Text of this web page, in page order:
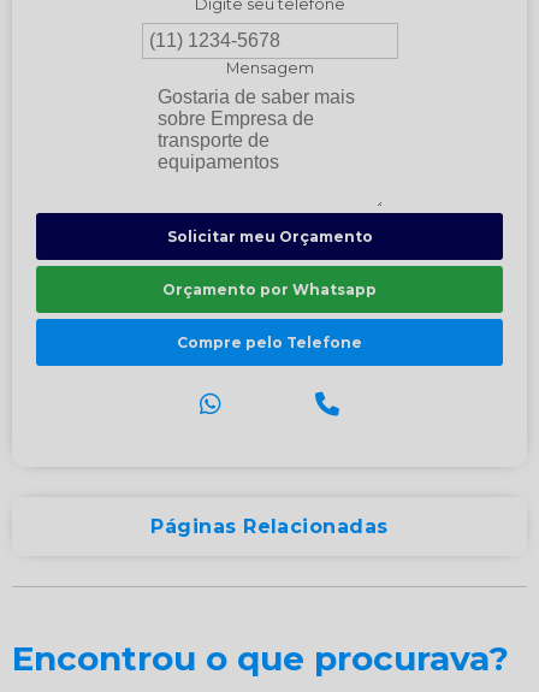
Digite seu telefone
Mensagem
Solicitar meu Orçamento
Orçamento por Whatsapp
Compre pelo Telefone
Páginas Relacionadas
Encontrou o que procurava?